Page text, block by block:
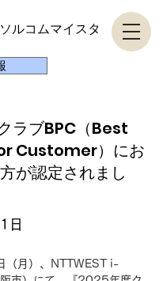
ルコムマイスタ
ラブBPC（Best
Customer）にお
が認定されまし
日
月）、NTTWEST i-